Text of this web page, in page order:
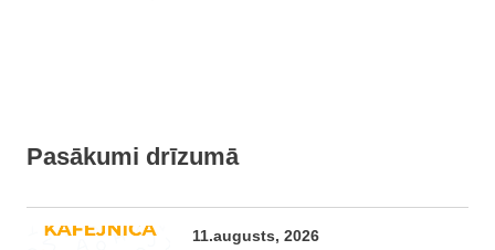
Pasākumi drīzumā
11.augusts, 2026